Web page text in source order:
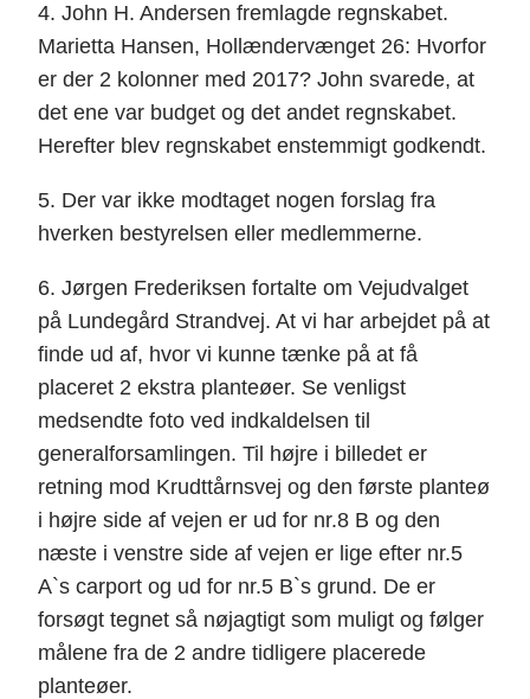
4. John H. Andersen fremlagde regnskabet.
Marietta Hansen, Hollændervænget 26: Hvorfor
er der 2 kolonner med 2017? John svarede, at
det ene var budget og det andet regnskabet.
Herefter blev regnskabet enstemmigt godkendt.
5. Der var ikke modtaget nogen forslag fra
hverken bestyrelsen eller medlemmerne.
6. Jørgen Frederiksen fortalte om Vejudvalget
på Lundegård Strandvej. At vi har arbejdet på at
finde ud af, hvor vi kunne tænke på at få
placeret 2 ekstra planteøer. Se venligst
medsendte foto ved indkaldelsen til
generalforsamlingen. Til højre i billedet er
retning mod Krudttårnsvej og den første planteø
i højre side af vejen er ud for nr.8 B og den
næste i venstre side af vejen er lige efter nr.5
A`s carport og ud for nr.5 B`s grund. De er
forsøgt tegnet så nøjagtigt som muligt og følger
målene fra de 2 andre tidligere placerede
planteøer.